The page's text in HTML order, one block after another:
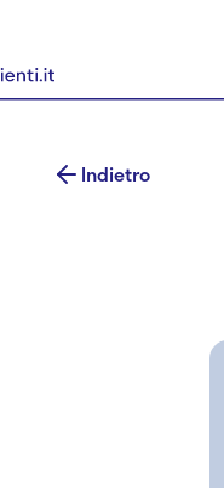
Indietro